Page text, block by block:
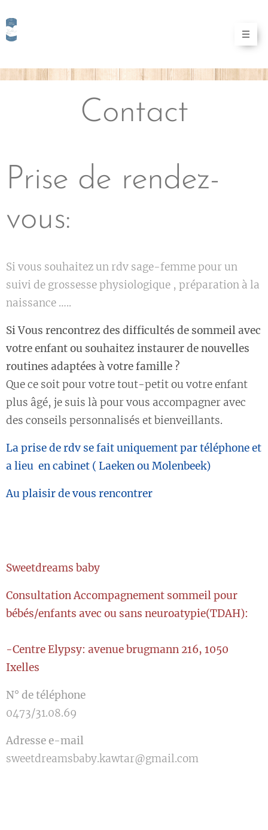
Contact
Prise de rendez-
vous:
Si vous souhaitez un rdv sage-femme pour un
suivi de grossesse physiologique , préparation à la
naissance …..
Si Vous rencontrez des difficultés de sommeil avec
votre enfant ou souhaitez instaurer de nouvelles
routines adaptées à votre famille ?
Que ce soit pour votre tout-petit ou votre enfant
plus âgé, je suis là pour vous accompagner avec
des conseils personnalisés et bienveillants.
La prise de rdv se fait uniquement par téléphone et
a lieu en cabinet ( Laeken ou Molenbeek)
Au plaisir de vous rencontrer
Sweetdreams baby
Consultation Accompagnement sommeil pour
bébés/enfants avec ou sans neuroatypie(TDAH):
-Centre Elypsy: avenue brugmann 216, 1050
Ixelles
N° de téléphone
0473/31.08.69
Adresse e-mail
sweetdreamsbaby.kawtar@gmail.com